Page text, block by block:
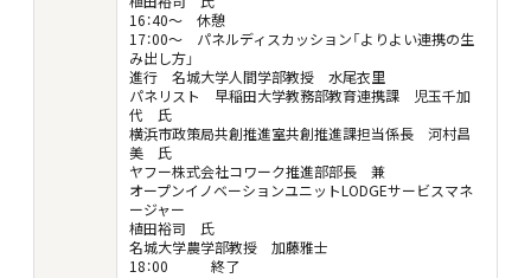
16：40～ 休憩
17：00～ パネルディスカッション「よりよい連携の生
み出し方」
進行 名城大学人間学部教授 水尾衣里
パネリスト 早稲田大学教務部教育連携課 児玉千加
代 氏
横浜市政策局共創推進室共創推進課担当係長 河村昌
美 氏
ヤフー株式会社コワーク推進部部長 兼
オープンイノベーションユニットLODGEサービスマネ
ージャー
植田裕司 氏
名城大学農学部教授 加藤雅士
18：00 終了